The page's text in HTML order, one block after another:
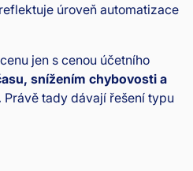
úroveň automatizace
jen s cenou účetního
snížením chybovosti a
Právě tady dávají řešení typu